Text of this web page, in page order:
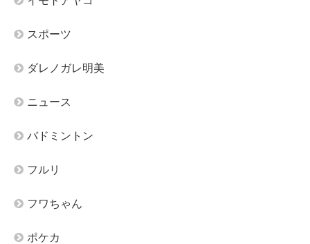
スポーツ
ダレノガレ明美
ニュース
バドミントン
フルリ
フワちゃん
ポケカ